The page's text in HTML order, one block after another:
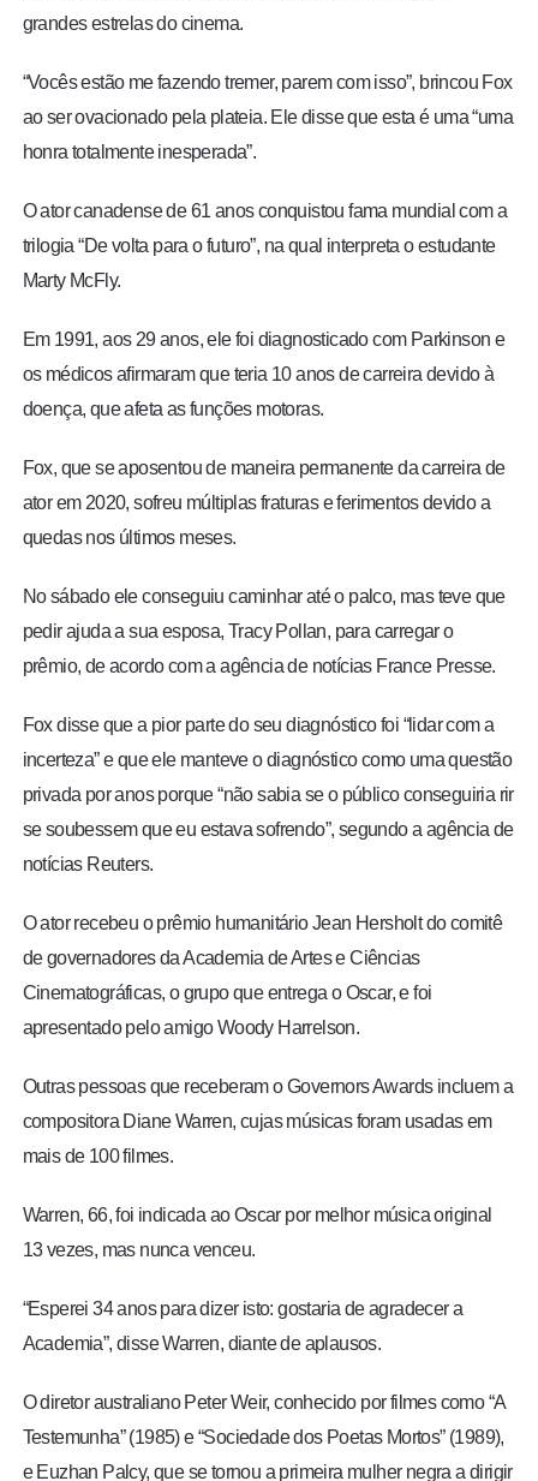
grandes estrelas do cinema.
“Vocês estão me fazendo tremer, parem com isso”, brincou Fox
ao ser ovacionado pela plateia. Ele disse que esta é uma “uma
honra totalmente inesperada”.
O ator canadense de 61 anos conquistou fama mundial com a
trilogia “De volta para o futuro”, na qual interpreta o estudante
Marty McFly.
Em 1991, aos 29 anos, ele foi diagnosticado com Parkinson e
os médicos afirmaram que teria 10 anos de carreira devido à
doença, que afeta as funções motoras.
Fox, que se aposentou de maneira permanente da carreira de
ator em 2020, sofreu múltiplas fraturas e ferimentos devido a
quedas nos últimos meses.
No sábado ele conseguiu caminhar até o palco, mas teve que
pedir ajuda a sua esposa, Tracy Pollan, para carregar o
prêmio, de acordo com a agência de notícias France Presse.
Fox disse que a pior parte do seu diagnóstico foi “lidar com a
incerteza” e que ele manteve o diagnóstico como uma questão
privada por anos porque “não sabia se o público conseguiria rir
se soubessem que eu estava sofrendo”, segundo a agência de
notícias Reuters.
O ator recebeu o prêmio humanitário Jean Hersholt do comitê
de governadores da Academia de Artes e Ciências
Cinematográficas, o grupo que entrega o Oscar, e foi
apresentado pelo amigo Woody Harrelson.
Outras pessoas que receberam o Governors Awards incluem a
compositora Diane Warren, cujas músicas foram usadas em
mais de 100 filmes.
Warren, 66, foi indicada ao Oscar por melhor música original
13 vezes, mas nunca venceu.
“Esperei 34 anos para dizer isto: gostaria de agradecer a
Academia”, disse Warren, diante de aplausos.
O diretor australiano Peter Weir, conhecido por filmes como “A
Testemunha” (1985) e “Sociedade dos Poetas Mortos” (1989),
e Euzhan Palcy, que se tornou a primeira mulher negra a dirigir